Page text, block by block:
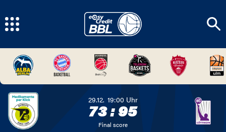
29.12. 19:00 Uhr
73:95
Final score